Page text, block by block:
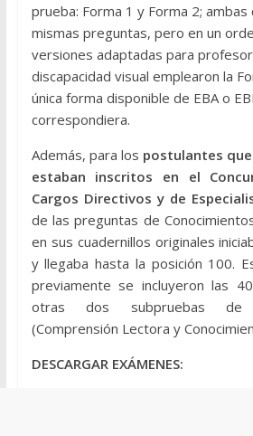
prueba: Forma 1 y Forma 2; ambas
mismas preguntas, pero en un
versiones adaptadas para
discapacidad visual emplearon la
única forma disponible de EBA o
correspondiera.
Además, para los postulantes
estaban inscritos en el
Cargos Directivos y de
de las preguntas de
en sus cuadernillos originales
y llegaba hasta la posición 100.
previamente se incluyeron las
otras dos subpruebas de
(Comprensión Lectora y
DESCARGAR EXÁMENES: